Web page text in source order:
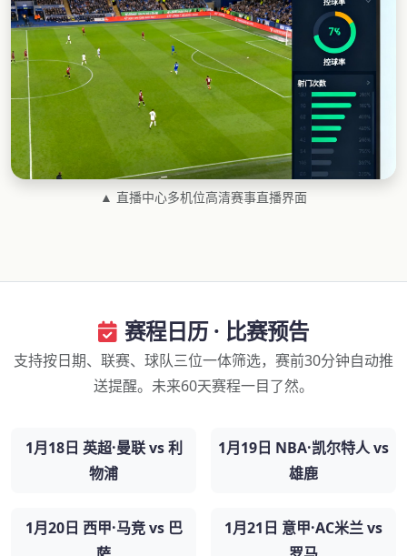
▲ 直播中心多机位高清赛事直播界面
赛程日历 · 比赛预告
支持按日期、联赛、球队三位一体筛选，赛前30分钟自动推
送提醒。未来60天赛程一目了然。
1月18日 英超·曼联 vs 利
物浦
1月19日 NBA·凯尔特人 vs
雄鹿
1月20日 西甲·马竞 vs 巴
1月21日 意甲·AC米兰 vs